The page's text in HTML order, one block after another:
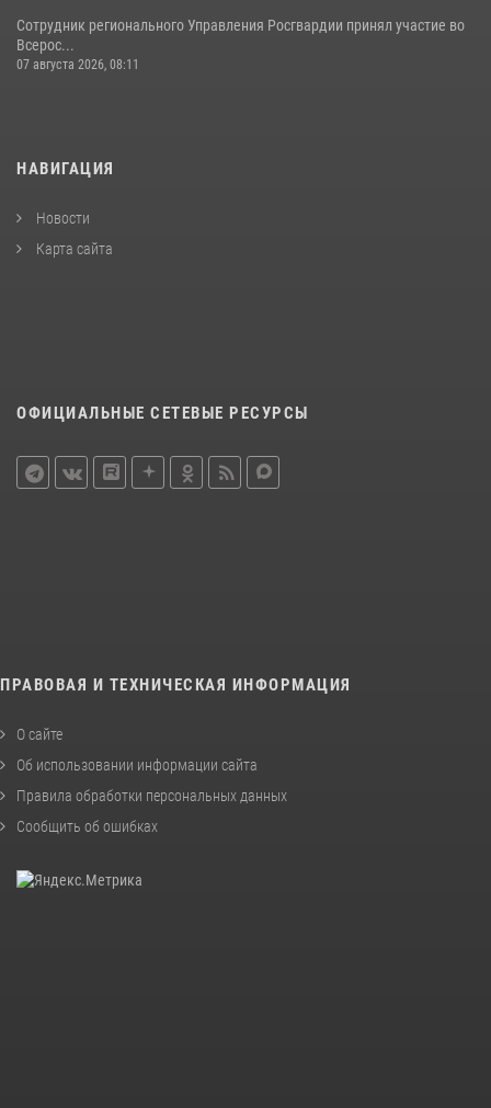
Сотрудник регионального Управления Росгвардии принял участие во
Всерос...
07 августа 2026, 08:11
НАВИГАЦИЯ
Новости
Карта сайта
ОФИЦИАЛЬНЫЕ СЕТЕВЫЕ РЕСУРСЫ
ПРАВОВАЯ И ТЕХНИЧЕСКАЯ ИНФОРМАЦИЯ
О сайте
Об использовании информации сайта
Правила обработки персональных данных
Сообщить об ошибках